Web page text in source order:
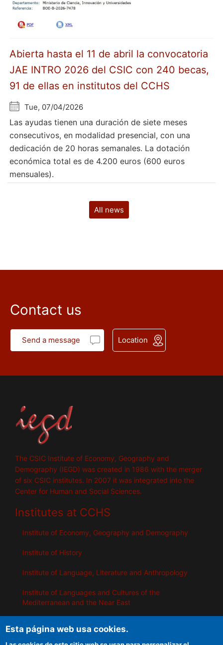
Abierta hasta el 11 de abril la convocatoria
JAE INTRO 2026 del CSIC con 240 becas,
91 de ellas en institutos del CCHS
Tue, 07/04/2026
Las ayudas tienen una duración de siete meses
consecutivos, en modalidad presencial, con una
dedicación de 20 horas semanales. La dotación
económica total es de 4.200 euros (600 euros
mensuales).
All news
Contact us
Send a message Location
The CSIC Institute of Economy, Geography and
Demography (IEGD) was created in 1986 with the merger
of six CSIC institutes. In 2007 it was integrated into the
Center for Human and Social Sciences.
Institutes at CCHS
Institute of Economy, Geography and Demography
Institute of History
Institute of Language, Literature and Anthropology
Institute of Languages ​​and Cultures of the
Mediterranean and the Near East
Institute of Public Policies and Goods
Esta página web usa cookies.